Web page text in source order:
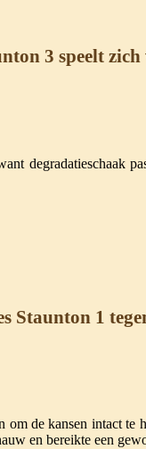
3 speelt
degradatieschaak
Staunton 1
de kansen intact te
en bereikte een